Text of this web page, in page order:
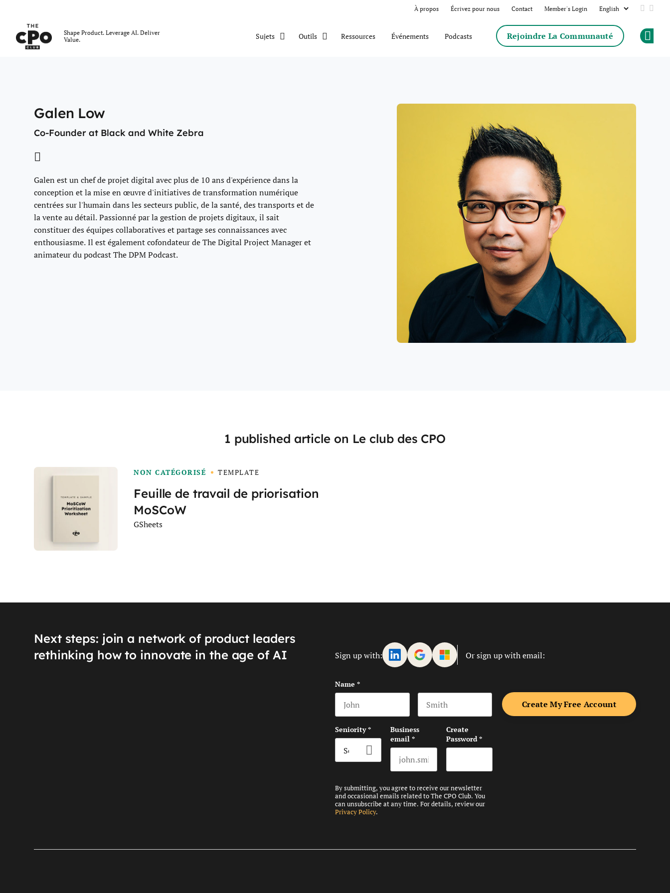
À propos Écrivez pour nous Contact Member's Login Add us
Shape Product. Leverage AI. Deliver
Value.
Sujets Outils Ressources Événements Podcasts Rejoindre La Communauté
Galen Low
Co-Founder at Black and White Zebra
Galen est un chef de projet digital avec plus de 10 ans d'expérience dans la
conception et la mise en œuvre d'initiatives de transformation numérique
centrées sur l'humain dans les secteurs public, de la santé, des transports et de
la vente au détail. Passionné par la gestion de projets digitaux, il sait
constituer des équipes collaboratives et partage ses connaissances avec
enthousiasme. Il est également cofondateur de The Digital Project Manager et
animateur du podcast The DPM Podcast.
1 published article on Le club des CPO
NON CATÉGORISÉ TEMPLATE
Feuille de travail de priorisation
MoSCoW
GSheets
Next steps: join a network of product leaders
rethinking how to innovate in the age of AI
Sign up with: Or sign up with email:
Name *
First name
Last name
Seniority*
Business
email *
Create
Password*
By submitting, you agree to receive our newsletter
and occasional emails related to The CPO Club. You
can unsubscribe at any time. For details, review our
Privacy Policy.